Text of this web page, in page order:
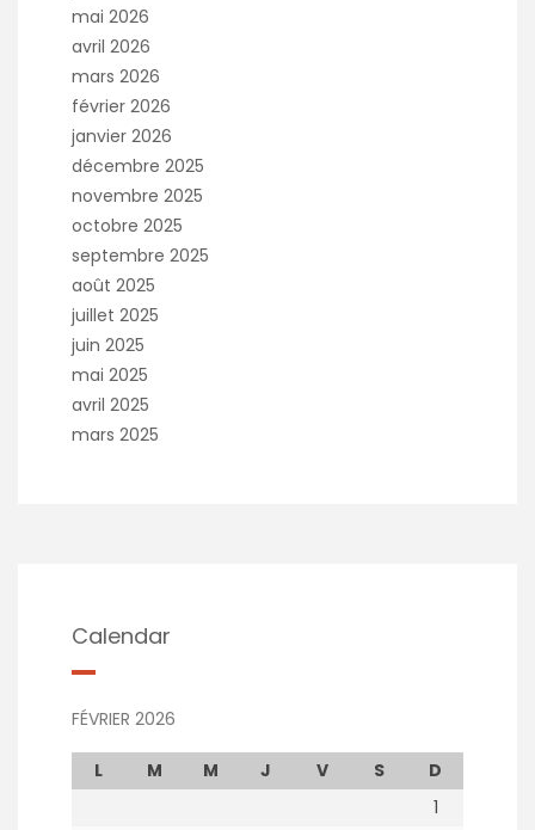
mai 2026
avril 2026
mars 2026
février 2026
janvier 2026
décembre 2025
novembre 2025
octobre 2025
septembre 2025
août 2025
juillet 2025
juin 2025
mai 2025
avril 2025
mars 2025
Calendar
FÉVRIER 2026
L M M J V S
D
1